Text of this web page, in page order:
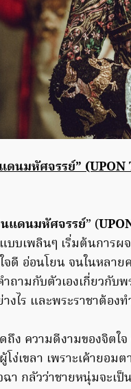
นมหัศจรรย์”
แดนมหัศจรรย์” (
บบเพลินๆ เริ่มต้นการ
ดี อ่อนโยน จนในหลาย
ถามกับตัวเองเกี่ยวกับ
ไร และพระราชาต้อง
ถึง ความดีงามของจิต
ง่เขลา เพราะเค้ายอม
า กลัวว่าชายหนุ่มจะเป็